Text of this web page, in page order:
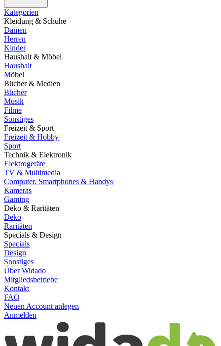
Kategorien
Kleidung & Schuhe
Damen
Herren
Kinder
Haushalt & Möbel
Haushalt
Möbel
Bücher & Medien
Bücher
Musik
Filme
Sonstiges
Freizeit & Sport
Freizeit & Hobby
Sport
Technik & Elektronik
Elektrogeräte
TV & Multimedia
Computer, Smartphones & Handys
Kameras
Gaming
Deko & Raritäten
Deko
Raritäten
Specials & Design
Specials
Design
Sonstiges
Über Widado
Mitgliedsbetriebe
Kontakt
FAQ
Neuen Account anlegen
Anmelden